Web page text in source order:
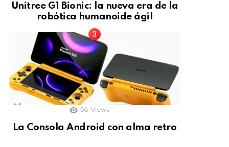
Unitree G1 Bionic: la nueva era de la
robótica humanoide ágil
56 Views
La Consola Android con alma retro